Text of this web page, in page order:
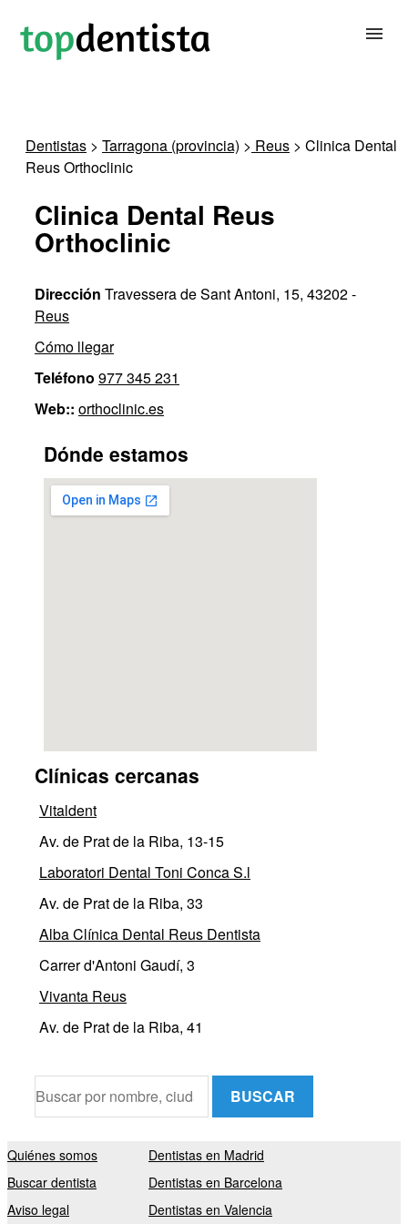
PARA CLÍNICAS DENTALES
CONTACTAR
Dentistas > Tarragona (provincia) > Reus > Clinica Dental
Reus Orthoclinic
Clinica Dental Reus
Orthoclinic
Dirección Travessera de Sant Antoni, 15, 43202 -
Reus
Cómo llegar
Teléfono 977 345 231
Web:: orthoclinic.es
Dónde estamos
Clínicas cercanas
Vitaldent
Av. de Prat de la Riba, 13-15
Laboratori Dental Toni Conca S.l
Av. de Prat de la Riba, 33
Alba Clínica Dental Reus Dentista
Carrer d'Antoni Gaudí, 3
Vivanta Reus
Av. de Prat de la Riba, 41
BUSCAR
Quiénes somos
Buscar dentista
Aviso legal
Dentistas en Madrid
Dentistas en Barcelona
Dentistas en Valencia